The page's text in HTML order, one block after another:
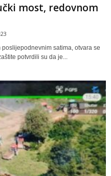
most, redovnom
satima, otvara se
potvrdili su da je...